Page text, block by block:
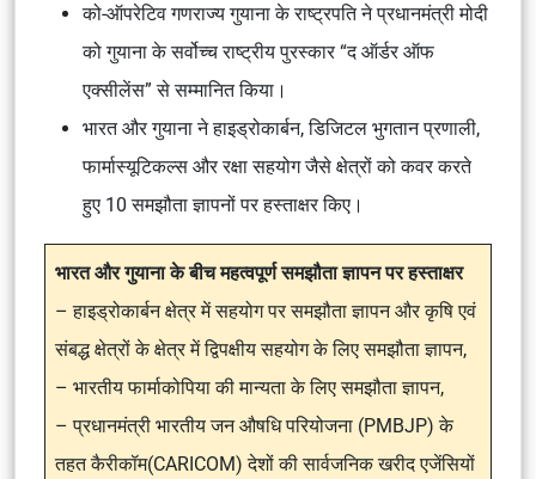
को-ऑपरेटिव गणराज्य गुयाना के राष्ट्रपति ने प्रधानमंत्री मोदी
को गुयाना के सर्वोच्च राष्ट्रीय पुरस्कार “द ऑर्डर ऑफ
एक्सीलेंस” से सम्मानित किया।
भारत और गुयाना ने हाइड्रोकार्बन, डिजिटल भुगतान प्रणाली,
फार्मास्यूटिकल्स और रक्षा सहयोग जैसे क्षेत्रों को कवर करते
हुए 10 समझौता ज्ञापनों पर हस्ताक्षर किए।
भारत और गुयाना के बीच महत्वपूर्ण समझौता ज्ञापन पर हस्ताक्षर
– हाइड्रोकार्बन क्षेत्र में सहयोग पर समझौता ज्ञापन और कृषि एवं
संबद्ध क्षेत्रों के क्षेत्र में द्विपक्षीय सहयोग के लिए समझौता ज्ञापन,
– भारतीय फार्माकोपिया की मान्यता के लिए समझौता ज्ञापन,
– प्रधानमंत्री भारतीय जन औषधि परियोजना (PMBJP) के
तहत कैरीकॉम(CARICOM) देशों की सार्वजनिक खरीद एजेंसियों